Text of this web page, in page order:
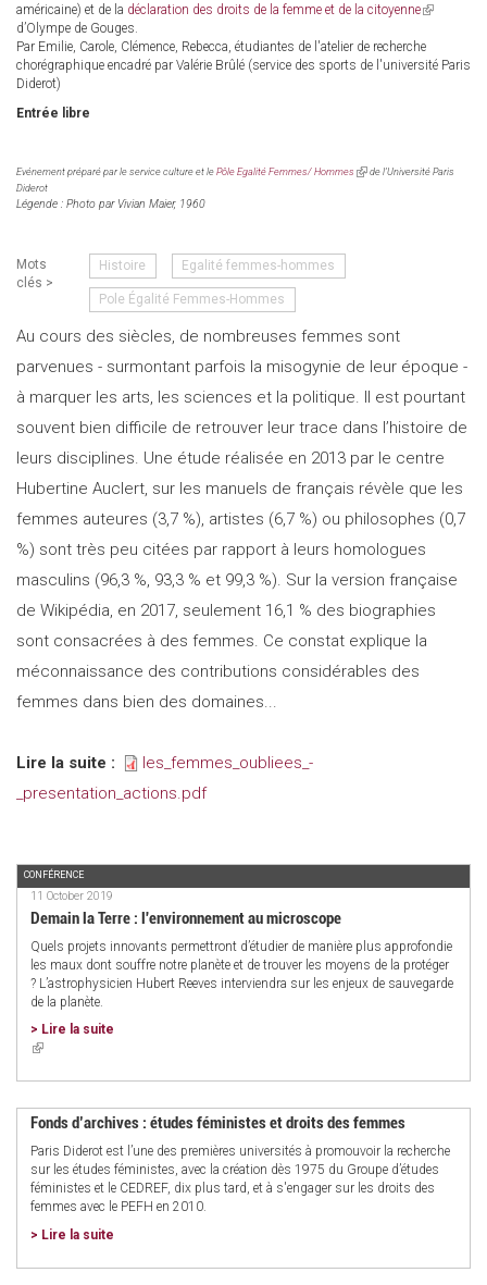
américaine) et de la déclaration des droits de la femme et de la citoyenne(link
external)
d’Olympe de Gouges.
Par Emilie, Carole, Clémence, Rebecca, étudiantes de l'atelier de recherche
chorégraphique encadré par Valérie Brûlé (service des sports de l'université Paris
Diderot)
Entrée libre
Evénement préparé par le service culture et lePôle Egalité Femmes/ Hommes (linkde l’Université Paris
Diderot
Légende : Photo par Vivian Maier, 1960
Mots
clés >
Histoire Egalité femmes-hommes
Pole Égalité Femmes-Hommes
Au cours des siècles, de nombreuses femmes sont
parvenues - surmontant parfois la misogynie de leur époque -
à marquer les arts, les sciences et la politique. Il est pourtant
souvent bien difficile de retrouver leur trace dans l’histoire de
leurs disciplines. Une étude réalisée en 2013 par le centre
Hubertine Auclert, sur les manuels de français révèle que les
femmes auteures (3,7 %), artistes (6,7 %) ou philosophes (0,7
%) sont très peu citées par rapport à leurs homologues
masculins (96,3 %, 93,3 % et 99,3 %). Sur la version française
de Wikipédia, en 2017, seulement 16,1 % des biographies
sont consacrées à des femmes. Ce constat explique la
méconnaissance des contributions considérables des
femmes dans bien des domaines...
Lire la suite :
les_femmes_oubliees_-
_presentation_actions.pdf
CONFÉRENCE
11 October 2019
Demain la Terre : l'environnement au microscope
Quels projets innovants permettront d’étudier de manière plus approfondie
les maux dont souffre notre planète et de trouver les moyens de la protéger
? L’astrophysicien Hubert Reeves interviendra sur les enjeux de sauvegarde
de la planète.
> Lire la suite
(link
external)
Fonds d’archives : études féministes et droits des femmes
Paris Diderot est l’une des premières universités à promouvoir la recherche
sur les études féministes, avec la création dès 1975 du Groupe d’études
féministes et le CEDREF, dix plus tard, et à s'engager sur les droits des
femmes avec le PEFH en 2010.
> Lire la suite